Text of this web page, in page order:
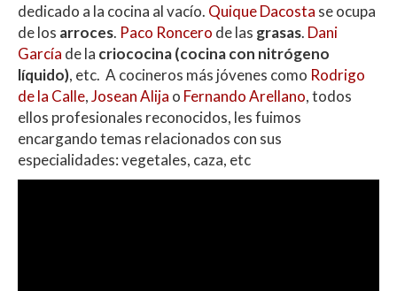
dedicado a la cocina al vacío. Quique Dacosta se ocupa
de los arroces. Paco Roncero de las grasas. Dani
García de la criococina (cocina con nitrógeno
líquido), etc. A cocineros más jóvenes como Rodrigo
de la Calle,Josean Alija o Fernando Arellano, todos
ellos profesionales reconocidos, les fuimos
encargando temas relacionados con sus
especialidades: vegetales, caza, etc